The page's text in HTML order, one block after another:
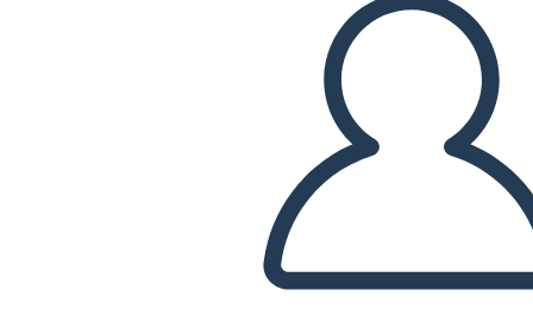
Copie este guión gráfico
CREAR UN GUIÓN GRÁFICO
JUEGO DE DIAPOSITIVAS
LEERME